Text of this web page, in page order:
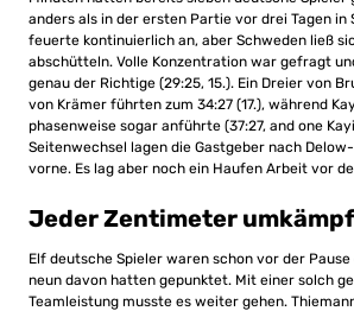
anders als in der ersten Partie vor drei Tagen in
feuerte kontinuierlich an, aber Schweden ließ
abschütteln. Volle Konzentration war gefragt
genau der Richtige (29:25, 15.). Ein Dreier von
von Krämer führten zum 34:27 (17.), während
phasenweise sogar anführte (37:27, and one
Seitenwechsel lagen die Gastgeber nach
vorne. Es lag aber noch ein Haufen Arbeit vor
Jeder Zentimeter
Elf deutsche Spieler waren schon vor der
neun davon hatten gepunktet. Mit einer solch
Teamleistung musste es weiter gehen.